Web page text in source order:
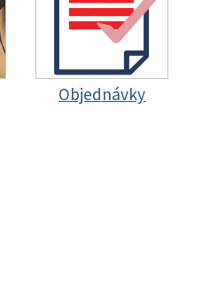
Objednávky